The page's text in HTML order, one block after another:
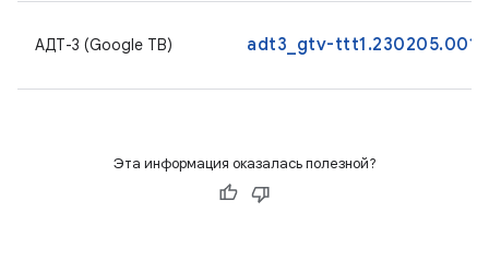
АДТ-3 (Google ТВ) adt3_gtv-
Эта информация оказалась полезной?